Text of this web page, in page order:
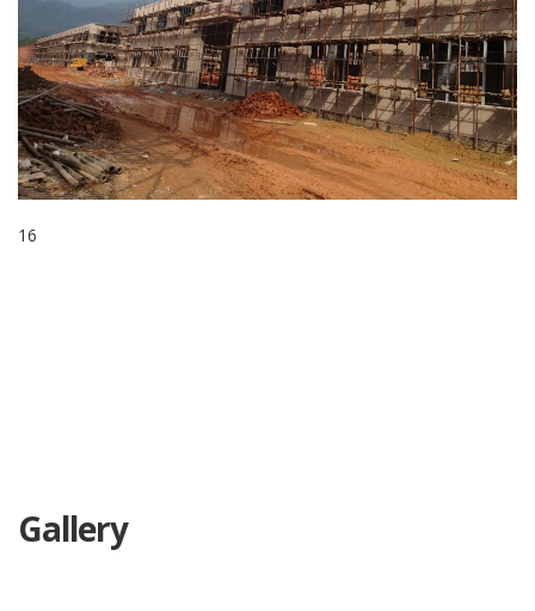
16
Gallery